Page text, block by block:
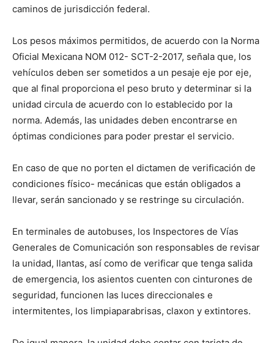
caminos de jurisdicción federal.
Los pesos máximos permitidos, de acuerdo con la Norma
Oficial Mexicana NOM 012- SCT-2-2017, señala que, los
vehículos deben ser sometidos a un pesaje eje por eje,
que al final proporciona el peso bruto y determinar si la
unidad circula de acuerdo con lo establecido por la
norma. Además, las unidades deben encontrarse en
óptimas condiciones para poder prestar el servicio.
En caso de que no porten el dictamen de verificación de
condiciones físico- mecánicas que están obligados a
llevar, serán sancionado y se restringe su circulación.
En terminales de autobuses, los Inspectores de Vías
Generales de Comunicación son responsables de revisar
la unidad, llantas, así como de verificar que tenga salida
de emergencia, los asientos cuenten con cinturones de
seguridad, funcionen las luces direccionales e
intermitentes, los limpiaparabrisas, claxon y extintores.